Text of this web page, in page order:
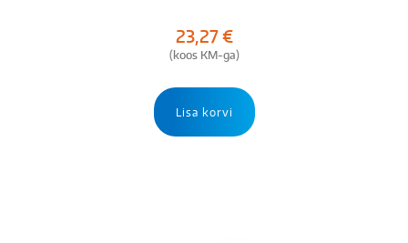
23,27€
(koos KM-ga)
Lisa korvi